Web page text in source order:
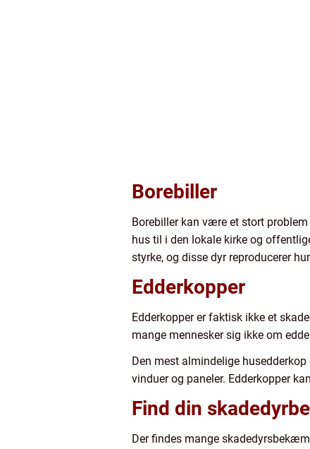
Borebiller
Borebiller kan være et stort
hus til i den lokale kirke og
styrke, og disse dyr reproducerer
Edderkopper
Edderkopper er faktisk ikke et
mange mennesker sig ikke om
Den mest almindelige
vinduer og paneler. Edderkopper
Find din
Der findes mange